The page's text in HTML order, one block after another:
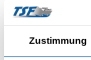
Zustimmung